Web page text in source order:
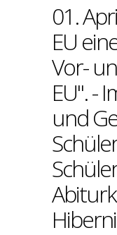
01.
EU
Vor-
EU". -
und